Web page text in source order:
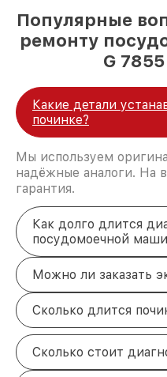
Популярные
ремонту
G
Какие детали
починке?
Мы используем
надёжные аналоги. На
гарантия.
Как долго длится
посудомоечной
Можно ли заказать
Сколько длится
Сколько стоит